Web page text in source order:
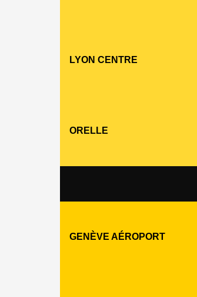
LYON CENTRE
ORELLE
GENÈVE AÉROPORT